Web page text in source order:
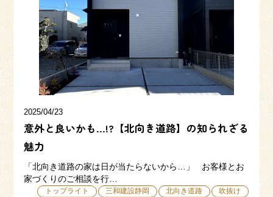
2025/04/23
意外と良いかも…!?【北向き道路】の知られざる
魅力
「北向き道路の家は日が当たらないから…」 お客様とお
家づくりのご相談を行…
トップライト 三和建設静岡 北向き道路
吹抜け